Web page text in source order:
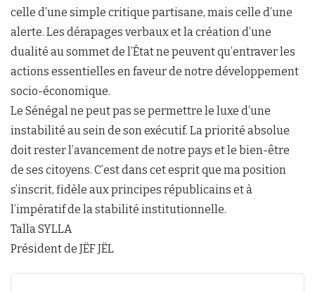
celle d’une simple critique partisane, mais celle d’une
alerte. Les dérapages verbaux et la création d’une
dualité au sommet de l’État ne peuvent qu’entraver les
actions essentielles en faveur de notre développement
socio-économique.
Le Sénégal ne peut pas se permettre le luxe d’une
instabilité au sein de son exécutif. La priorité absolue
doit rester l’avancement de notre pays et le bien-être
de ses citoyens. C’est dans cet esprit que ma position
s’inscrit, fidèle aux principes républicains et à
l’impératif de la stabilité institutionnelle.
Talla SYLLA
Président de JËF JËL